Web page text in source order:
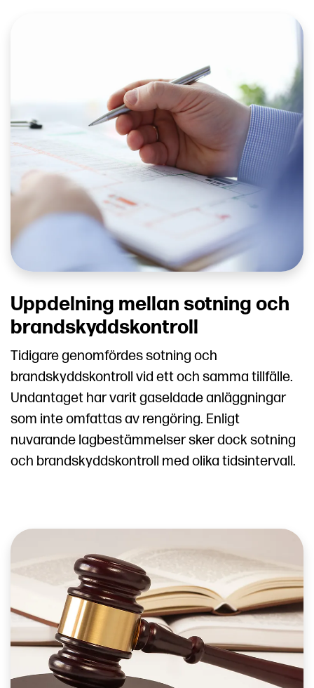
Uppdelning mellan sotning och
brandskyddskontroll
Tidigare genomfördes sotning och
brandskyddskontroll vid ett och samma tillfälle.
Undantaget har varit gaseldade anläggningar
som inte omfattas av rengöring. Enligt
nuvarande lagbestämmelser sker dock sotning
och brandskyddskontroll med olika tidsintervall.